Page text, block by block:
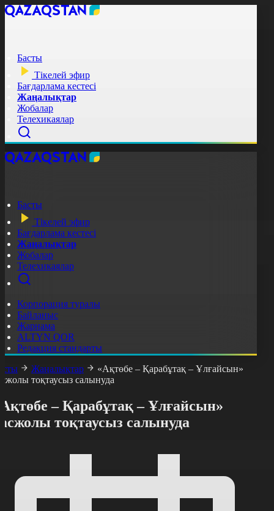
Басты
Тікелей эфир
Бағдарлама кестесі
Жаңалықтар
Жобалар
Телехикаялар
Басты
Тікелей эфир
Бағдарлама кестесі
Жаңалықтар
Жобалар
Телехикаялар
Корпорация туралы
Байланыс
Жарнама
ALTYN QOR
Редакция стандарты
Жаңалықтар
«Ақтөбе – Қарабұтақ – Ұлғайсын»
тоқтаусыз салынуда
– Қарабұтақ – Ұлғайсын»
тоқтаусыз салынуда